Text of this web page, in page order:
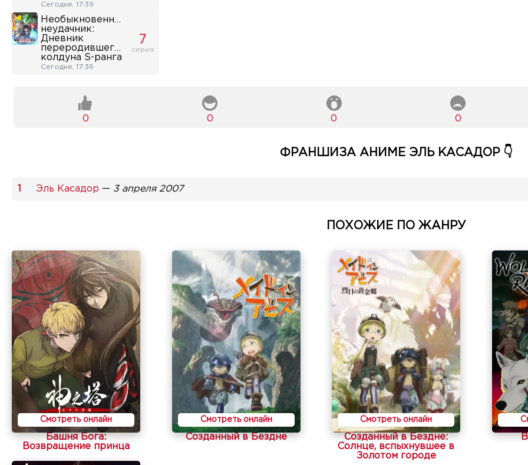
Сегодня, 17:39
Необыкновенный
неудачник:
Дневник
переродившегося
колдуна S-ранга
Сегодня, 17:36
7
серия
0 0 0 0
ФРАНШИЗА АНИМЕ ЭЛЬ КАСАДОР 👇
Эль Касадор — 3 апреля 2007
ПОХОЖИЕ ПО ЖАНРУ
Смотреть онлайн
Башня Бога:
Возвращение принца
Смотреть онлайн
Созданный в Бездне
Смотреть онлайн
Созданный в Бездне:
Солнце, вспыхнувшее в
Золотом городе